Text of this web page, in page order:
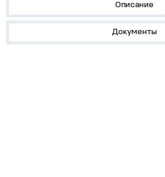
Описание
Документы